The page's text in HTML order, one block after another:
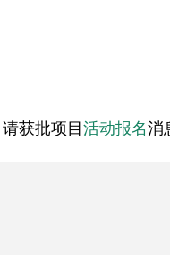
获批项目活动报名消